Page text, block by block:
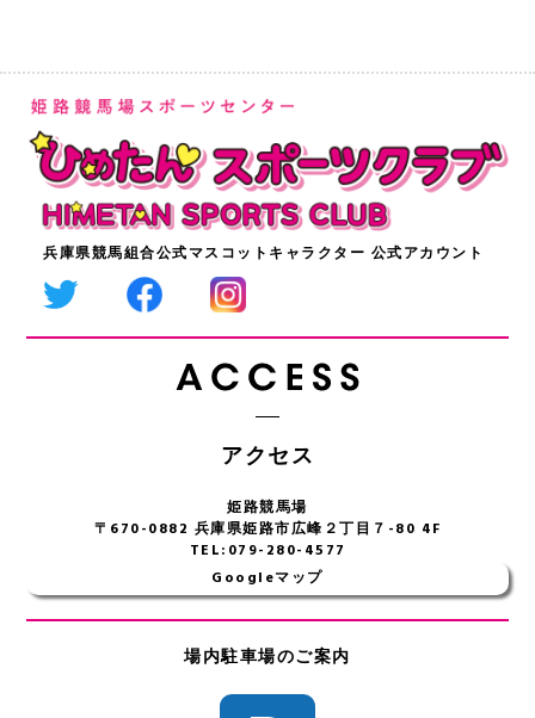
兵庫県競馬組合公式マスコットキャラクター 公式アカウント
アクセス
姫路競馬場
〒670-0882 兵庫県姫路市広峰２丁目７-80 4F
TEL:079-280-4577
Googleマップ
場内駐車場のご案内